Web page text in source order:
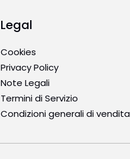
Legal
Cookies
Privacy Policy
Note Legali
Termini di Servizio
Condizioni generali di vendita